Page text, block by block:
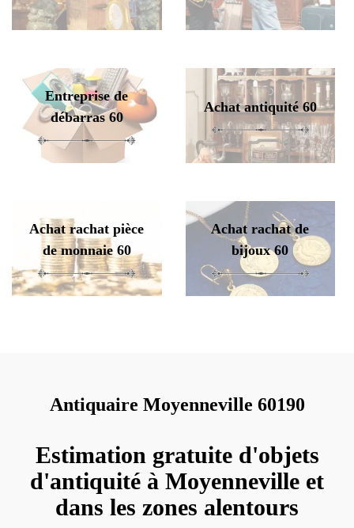
Entreprise de
débarras 60
Achat antiquité 60
Achat rachat pièce
de monnaie 60
Achat rachat de
bijoux 60
Antiquaire Moyenneville 60190
Estimation gratuite d'objets
d'antiquité à Moyenneville et
dans les zones alentours